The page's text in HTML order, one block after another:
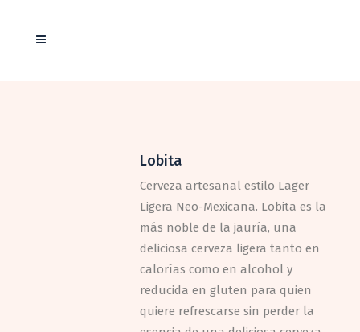
Lobita
Cerveza artesanal estilo Lager
Ligera Neo-Mexicana. Lobita es la
más noble de la jauría, una
deliciosa cerveza ligera tanto en
calorías como en alcohol y
reducida en gluten para quien
quiere refrescarse sin perder la